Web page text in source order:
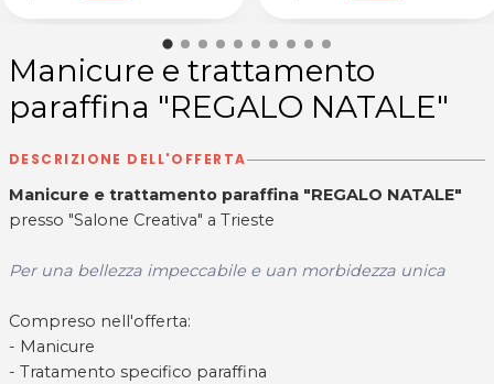
Manicure e trattamento
paraffina "REGALO NATALE"
DESCRIZIONE DELL'OFFERTA
Manicure e trattamento paraffina "REGALO NATALE"
presso "Salone Creativa" a Trieste
Per una bellezza impeccabile e uan morbidezza unica
Compreso nell'offerta:
- Manicure
- Tratamento specifico paraffina